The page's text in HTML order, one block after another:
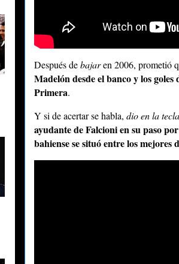
Después debajaren 2006, prometió
Madelón desde el banco y los
Primera.
Y si de acertar se habla, dio en la tecla
ayudante de Falcioni en su paso
bahiense se situó entre los mejores